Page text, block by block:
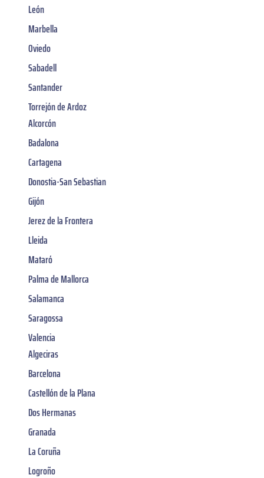
León
Marbella
Oviedo
Sabadell
Santander
Torrejón de Ardoz
Alcorcón
Badalona
Cartagena
Donostia-San Sebastian
Gijón
Jerez de la Frontera
Lleida
Mataró
Palma de Mallorca
Salamanca
Saragossa
Valencia
Algeciras
Barcelona
Castellón de la Plana
Dos Hermanas
Granada
La Coruña
Logroño